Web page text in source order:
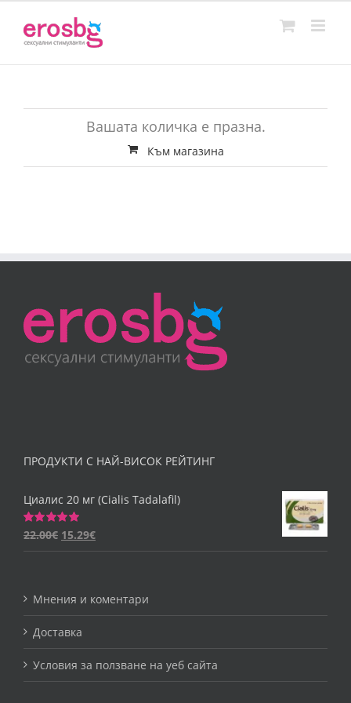
content
Вашата количка е празна.
Към магазина
ПРОДУКТИ С НАЙ-ВИСОК РЕЙТИНГ
Циалис 20 мг (Cialis Tadalafil)
Оценено
22.00€ 15.29€
Мнения и коментари
Доставка
Условия за ползване на уеб сайта